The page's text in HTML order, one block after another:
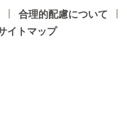
合理的配慮について
イトマップ